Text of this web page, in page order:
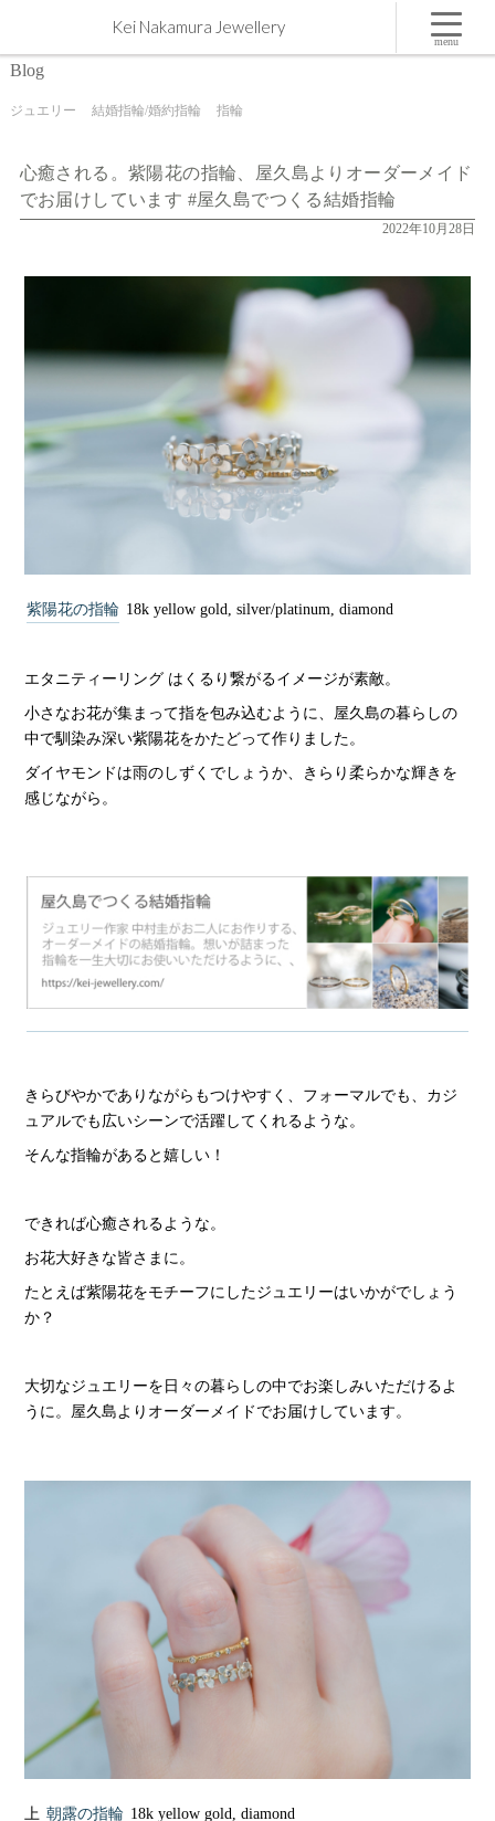
心癒される。紫陽花の指輪、屋久島よりオーダーメイドでお届けしています #屋久島でつくる結
婚指輪 | 屋久島,ジュエリー,オーダーメイドのマリッジリング（結婚・婚約指輪）制作 | Kei
Kei Nakamura Jewellery
Blog
ジュエリー 結婚指輪/婚約指輪 指輪
心癒される。紫陽花の指輪、屋久島よりオーダーメイド
でお届けしています #屋久島でつくる結婚指輪
2022年10月28日
紫陽花の指輪 18k yellow gold, silver/platinum, diamond
エタニティーリング はくるり繋がるイメージが素敵。
小さなお花が集まって指を包み込むように、屋久島の暮らしの
中で馴染み深い紫陽花をかたどって作りました。
ダイヤモンドは雨のしずくでしょうか、きらり柔らかな輝きを
感じながら。
きらびやかでありながらもつけやすく、フォーマルでも、カジ
ュアルでも広いシーンで活躍してくれるような。
そんな指輪があると嬉しい！
できれば心癒されるような。
お花大好きな皆さまに。
たとえば紫陽花をモチーフにしたジュエリーはいかがでしょう
か？
大切なジュエリーを日々の暮らしの中でお楽しみいただけるよ
うに。屋久島よりオーダーメイドでお届けしています。
上 朝露の指輪 18k yellow gold, diamond
menu